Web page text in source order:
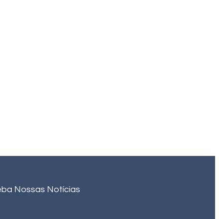
Nossas Notícias